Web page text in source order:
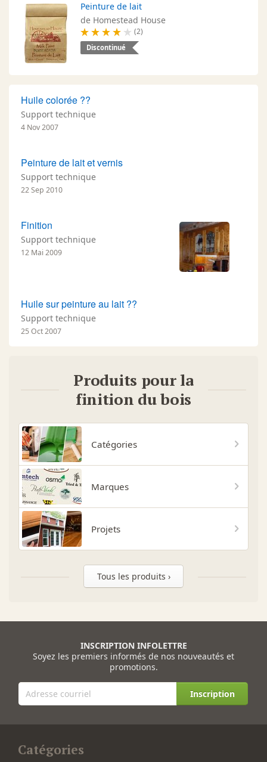
Peinture de lait
de Homestead House
(2)
Discontinué
Huile colorée ??
Support technique
4 Nov 2007
Peinture de lait et vernis
Support technique
22 Sep 2010
Finition
Support technique
12 Mai 2009
Huile sur peinture au lait ??
Support technique
25 Oct 2007
Produits pour la
finition du bois
Catégories
Marques
Projets
Tous les produits ›
INSCRIPTION INFOLETTRE
Soyez les premiers informés de nos nouveautés et
promotions.
Inscription
Catégories